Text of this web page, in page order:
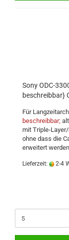
Sony ODC-
beschreibbar}
Für
beschreibbar;
mit Triple-
ohne dass die
erweitert
Lieferzeit: 2-4